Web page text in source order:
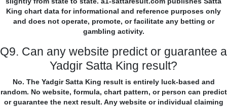
King chart data for informational and reference purposes only
and does not operate, promote, or facilitate any betting or
gambling activity.
Q9. Can any website predict or guarantee a
Yadgir Satta King result?
No. The Yadgir Satta King result is entirely luck-based and
random. No website, formula, chart pattern, or person can predict
or guarantee the next result. Any website or individual claiming